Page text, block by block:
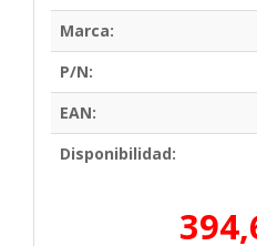
Marca:
P/N:
EAN:
Disponibilidad: